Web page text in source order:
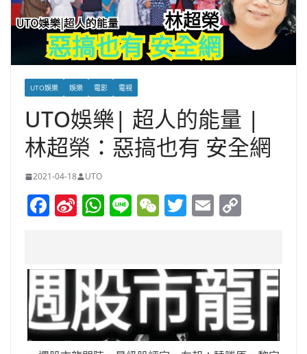
UTO娛樂 娛樂 電影 電視
UTO娛樂| 超人的能量 |
林超榮：惡搞也有 安全網
2021-04-18 UTO
F
e
b
o
o
Si
W
ei
b
o
W
s
A
p
p
Li W
h
at
T
er
E
l y
Li
n
k